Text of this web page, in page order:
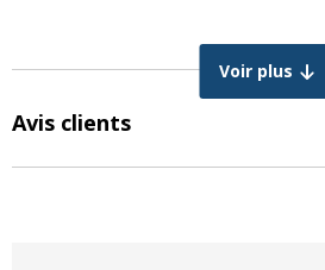
Voir plus
Avis clients